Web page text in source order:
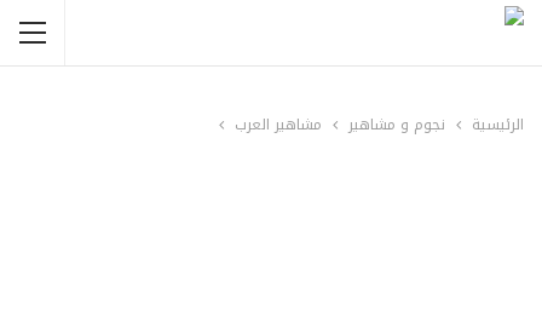
الرئيسية نجوم و مشاهير مشاهير العرب